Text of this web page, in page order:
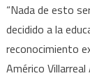
“Nada de esto
decidido a la
reconocimiento
Américo